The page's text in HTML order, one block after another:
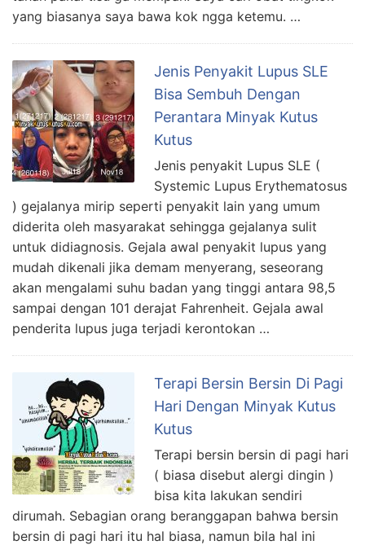
yang biasanya saya bawa kok ngga ketemu. …
Jenis Penyakit Lupus SLE
Bisa Sembuh Dengan
Perantara Minyak Kutus
Kutus
Jenis penyakit Lupus SLE (
Systemic Lupus Erythematosus
) gejalanya mirip seperti penyakit lain yang umum
diderita oleh masyarakat sehingga gejalanya sulit
untuk didiagnosis. Gejala awal penyakit lupus yang
mudah dikenali jika demam menyerang, seseorang
akan mengalami suhu badan yang tinggi antara 98,5
sampai dengan 101 derajat Fahrenheit. Gejala awal
penderita lupus juga terjadi kerontokan …
Terapi Bersin Bersin Di Pagi
Hari Dengan Minyak Kutus
Kutus
Terapi bersin bersin di pagi hari
( biasa disebut alergi dingin )
bisa kita lakukan sendiri
dirumah. Sebagian orang beranggapan bahwa bersin
bersin di pagi hari itu hal biasa, namun bila hal ini